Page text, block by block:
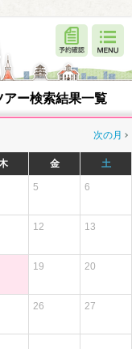
ー検索結果一覧
次の月
金 土
5 6
12 13
19 20
26 27